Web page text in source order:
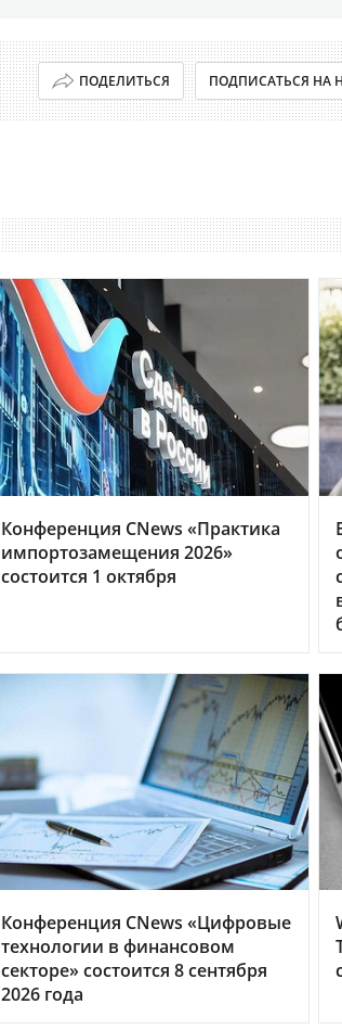
ПОДЕЛИТЬСЯ ПОДПИСАТЬСЯ НА
Конференция CNews «Практика
импортозамещения 2026»
состоится 1 октября
Конференция CNews «Цифровые
технологии в финансовом
секторе» состоится 8 сентября
2026 года